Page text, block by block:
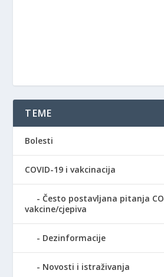
TEME
Bolesti
COVID-19 i vakcinacija
Često postavljana pitanja
vakcine/cjepiva
Dezinformacije
Novosti i istraživanja